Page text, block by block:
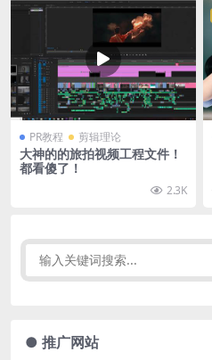
PR教程 剪辑理论
大神的的旅拍视频工程文件！
都看傻了！
2.3K
● 推广网站